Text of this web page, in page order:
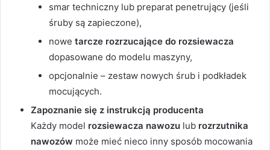
smar techniczny lub preparat penetrujący (jeśli
śruby są zapieczone),
nowe tarcze rozrzucające do rozsiewacza
dopasowane do modelu maszyny,
opcjonalnie – zestaw nowych śrub i podkładek
mocujących.
Zapoznanie się z instrukcją producenta
Każdy model rozsiewacza nawozu lub rozrzutnika
nawozów może mieć nieco inny sposób mocowania